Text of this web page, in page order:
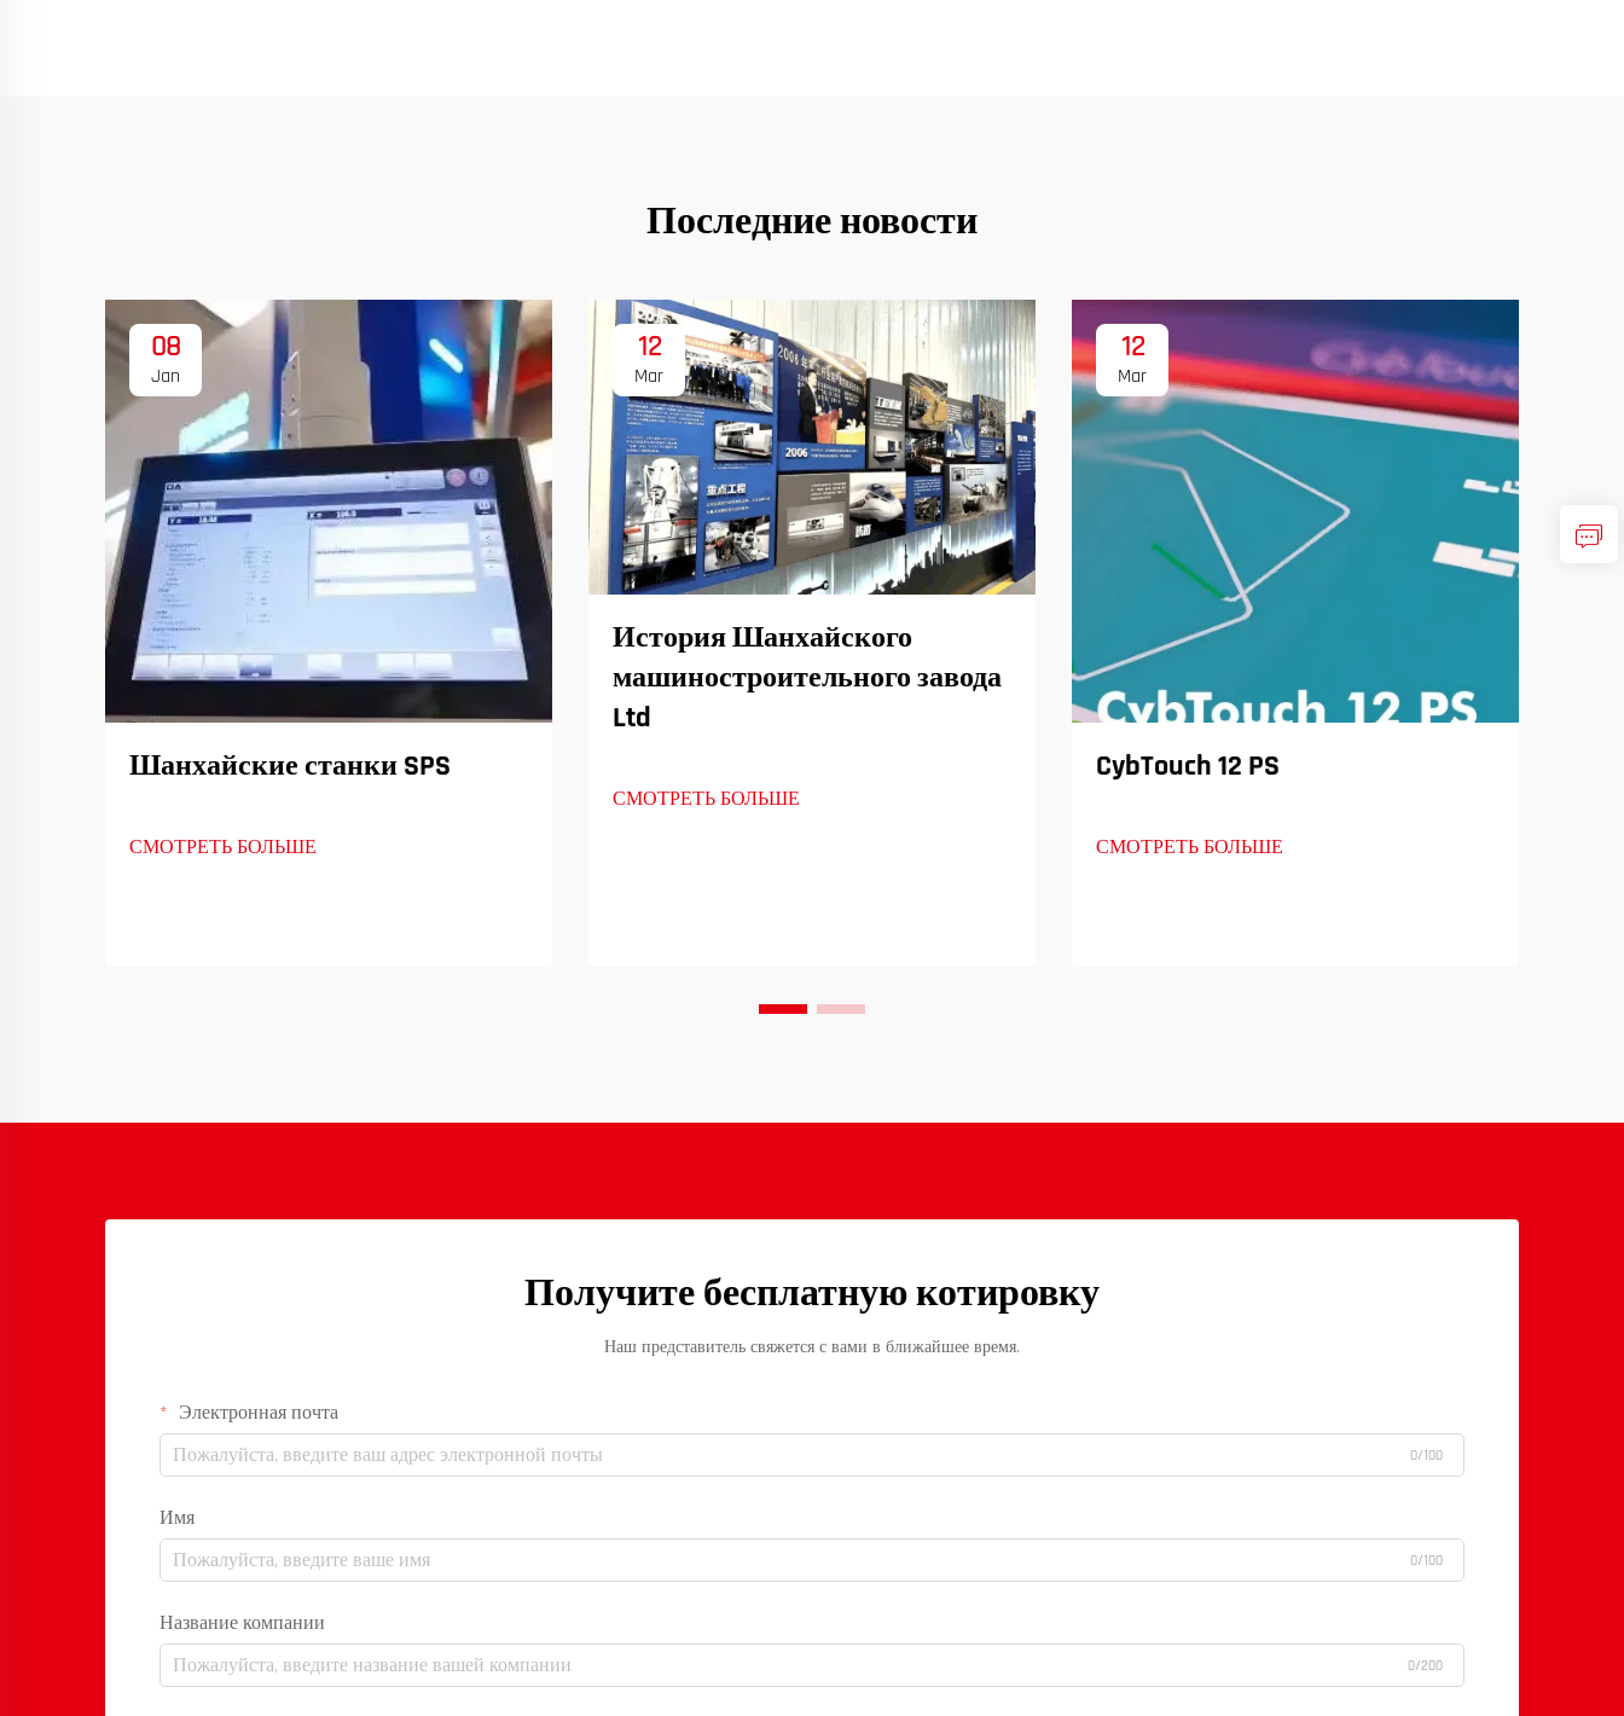
Последние новости
08
Jan
Шанхайские станки SPS
СМОТРЕТЬ БОЛЬШЕ
12
Mar
История Шанхайского
машиностроительного завода
Ltd
СМОТРЕТЬ БОЛЬШЕ
12
Mar
CybTouch 12 PS
СМОТРЕТЬ БОЛЬШЕ
Получите бесплатную котировку
Наш представитель свяжется с вами в ближайшее время.
Электронная почта
0/100
Имя
0/100
Название компании
0/200